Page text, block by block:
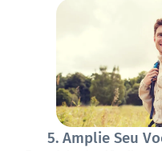
5. Amplie Seu